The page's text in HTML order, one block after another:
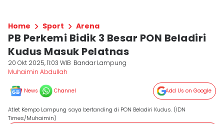
Home Sport Arena
PB Perkemi Bidik 3 Besar PON Beladiri
Kudus Masuk Pelatnas
20 Okt 2025, 11:03 WIB Bandar Lampung
Muhaimin Abdullah
News Channel Add Us on Google
Atlet Kempo Lampung saya bertanding di PON Beladiri Kudus. (IDN
Times/Muhaimin)